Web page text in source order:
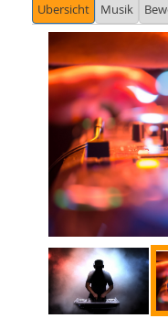
Ubersicht Musik